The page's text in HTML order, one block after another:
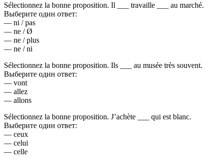
Sélectionnez la bonne proposition. Il ___ travaille ___ au marché.
Выберите один ответ:
— ni / pas
— ne / Ø
— ne / plus
— ne / ni
Sélectionnez la bonne proposition. Ils ___ au musée très souvent.
Выберите один ответ:
— vont
— allez
— allons
Sélectionnez la bonne proposition. J’achète ___ qui est blanc.
Выберите один ответ:
— ceux
— celui
— celle